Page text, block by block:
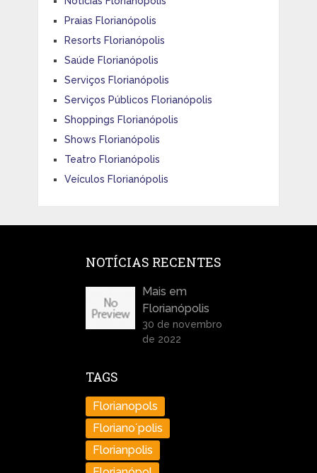
Praias Florianópolis
Resorts Florianópolis
Saúde Florianópolis
Serviços Florianópolis
Serviços Públicos Florianópolis
Shoppings Florianópolis
Shows Florianópolis
Teatro Florianópolis
Veículos Florianópolis
NOTÍCIAS RECENTES
Mais em
Florianópolis
30 de novembro
de 2022
TAGS
Florianopols
Floriano´polis
Florianpolis